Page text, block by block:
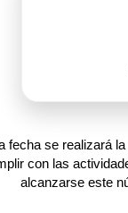
se realizará
con las
alcanzarse este